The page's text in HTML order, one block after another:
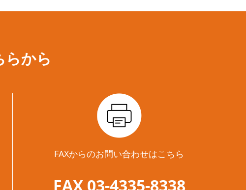
らから
FAXからのお問い合わせはこちら
FAX 03-4335-8338